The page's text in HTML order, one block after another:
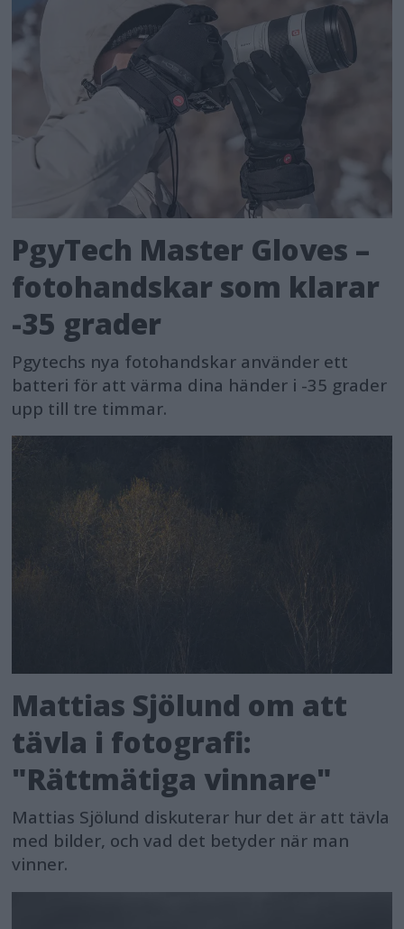
PgyTech Master Gloves –
fotohandskar som klarar
-35 grader
Pgytechs nya fotohandskar använder ett
batteri för att värma dina händer i -35 grader
upp till tre timmar.
Mattias Sjölund om att
tävla i fotografi:
"Rättmätiga vinnare"
Mattias Sjölund diskuterar hur det är att tävla
med bilder, och vad det betyder när man
vinner.